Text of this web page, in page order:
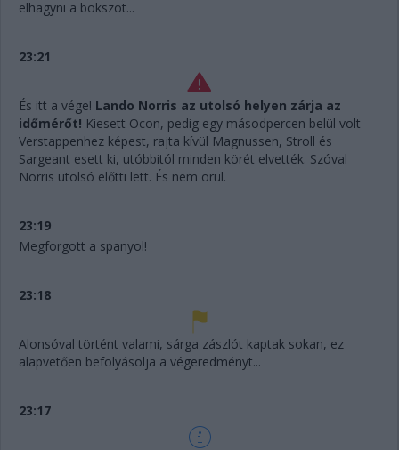
elhagyni a bokszot...
23:21
És itt a vége! Lando Norris az utolsó helyen zárja az
időmérőt! Kiesett Ocon, pedig egy másodpercen belül volt
Verstappenhez képest, rajta kívül Magnussen, Stroll és
Sargeant esett ki, utóbbitól minden körét elvették. Szóval
Norris utolsó előtti lett. És nem örül.
23:19
Megforgott a spanyol!
23:18
Alonsóval történt valami, sárga zászlót kaptak sokan, ez
alapvetően befolyásolja a végeredményt...
23:17